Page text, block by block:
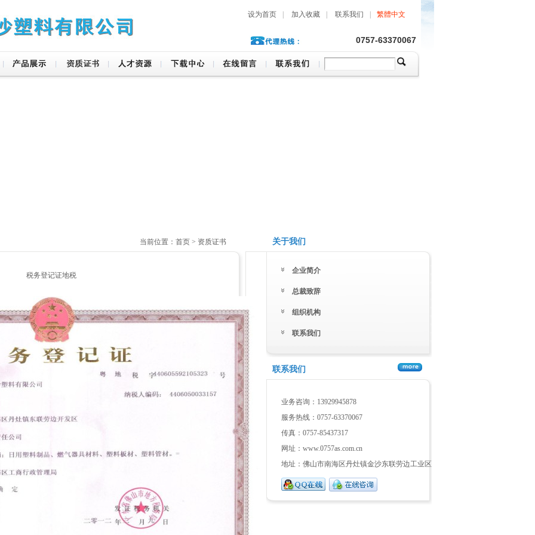
设为首页 加入收藏 联系我们 繁體中文
0757-63370067
当前位置：首页 > 资质证书
税务登记证地税
关于我们
企业简介
总裁致辞
组织机构
联系我们
联系我们
业务咨询：13929945878
服务热线：0757-63370067
传真：0757-85437317
网址： www.0757as.com.cn
地址：佛山市南海区丹灶镇金沙东联劳边工业区